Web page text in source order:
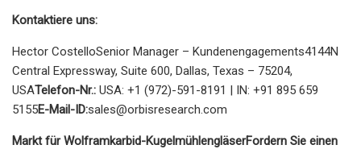
Kontaktiere uns:
Hector CostelloSenior Manager – Kundenengagements4144N
Central Expressway, Suite 600, Dallas, Texas – 75204,
USATelefon-Nr.: USA: +1 (972)-591-8191 | IN: +91 895 659
5155E-Mail-ID:sales@orbisresearch.com
Markt für Wolframkarbid-KugelmühlengläserFordern Sie einen